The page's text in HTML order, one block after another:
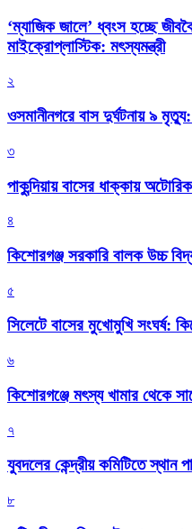
‘ম্যাজিক জালে’ ধ্বংস হচ্ছে
মাইক্রোপ্লাস্টিক: মৎস্যমন্ত্রী
২
ওসমানীনগরে বাস দুর্ঘটনায় ৯
৩
পাকুন্দিয়ায় বাসের ধাক্কায়
৪
কিশোরগঞ্জ সরকারি বালক উচ্চ
৫
সিলেটে বাসের মুখোমুখি সংঘর্ষ:
৬
কিশোরগঞ্জে মৎস্য খামার থেকে
৭
যুবদলের কেন্দ্রীয় কমিটিতে স্থান
৮